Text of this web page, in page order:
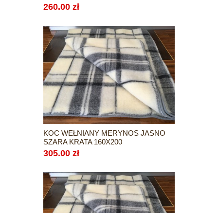
260.00 zł
KOC WEŁNIANY MERYNOS JASNO
SZARA KRATA 160X200
305.00 zł